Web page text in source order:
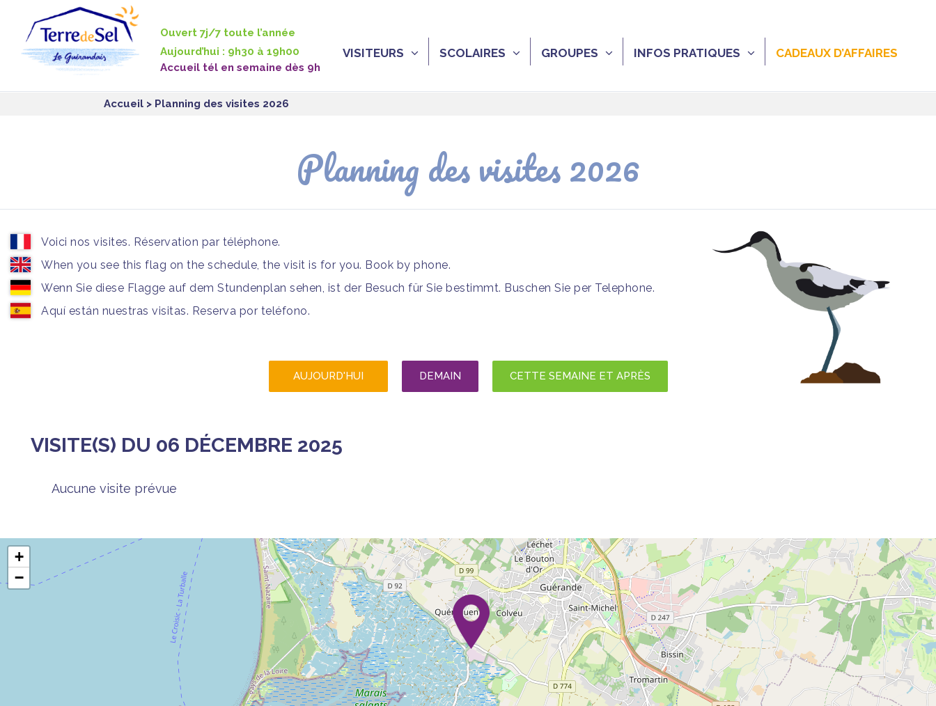
Ouvert 7j/7 toute l’année
Aujourd’hui : 9h30 à 19h00
Accueil tél en semaine dès 9h
VISITEURS SCOLAIRES GROUPES INFOS PRATIQUES CADEAUX D’AFFAIRES
Accueil > Planning des visites 2026
Planning des visites 2026
Voici nos visites. Réservation par téléphone.
When you see this flag on the schedule, the visit is for you. Book by phone.
Wenn Sie diese Flagge auf dem Stundenplan sehen, ist der Besuch für Sie bestimmt. Buschen Sie per Telephone.
Aquí están nuestras visitas. Reserva por teléfono.
AUJOURD'HUI DEMAIN CETTE SEMAINE ET APRÈS
VISITE(S) DU 06 DÉCEMBRE 2025
Aucune visite prévue
+
−
Panneau de gestion des cookies